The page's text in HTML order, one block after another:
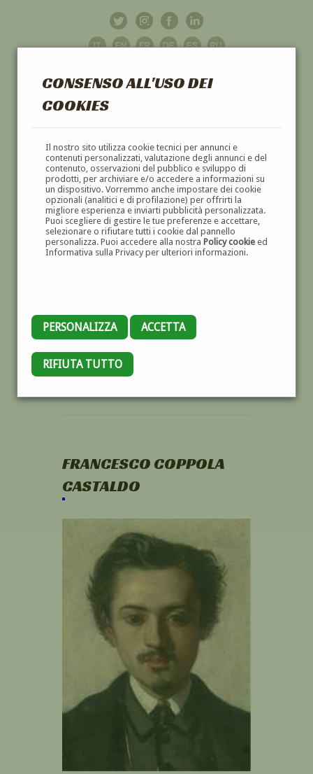
CONSENSO ALL'USO DEI
COOKIES
Il nostro sito utilizza cookie tecnici per annunci e
contenuti personalizzati, valutazione degli annunci e del
contenuto, osservazioni del pubblico e sviluppo di
prodotti, per archiviare e/o accedere a informazioni su
un dispositivo. Vorremmo anche impostare dei cookie
opzionali (analitici e di profilazione) per offrirti la
migliore esperienza e inviarti pubblicità personalizzata.
Puoi scegliere di gestire le tue preferenze e accettare,
selezionare o rifiutare tutti i cookie dal pannello
personalizza. Puoi accedere alla nostra Policy cookieed
Informativa sulla Privacy per ulteriori informazioni.
PERSONALIZZA ACCETTA
RIFIUTA TUTTO
GALLERIAD'ARTE
DIPINTI E SCULTURE '800 E '900
FRANCESCO COPPOLA
CASTALDO